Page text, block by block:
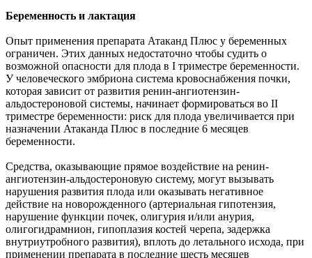
Беременность и лактация
Опыт применения препарата Атаканд Плюс у беременных
ограничен. Этих данных недостаточно чтобы судить о
возможной опасности для плода в I триместре беременности.
У человеческого эмбриона система кровоснабжения почки,
которая зависит от развития ренин-ангиотензин-
альдостероновой системы, начинает формироваться во II
триместре беременности: риск для плода увеличивается при
назначении Атаканда Плюс в последние 6 месяцев
беременности.
Средства, оказывающие прямое воздействие на ренин-
ангиотензин-альдостероновую систему, могут вызывать
нарушения развития плода или оказывать негативное
действие на новорожденного (артериальная гипотензия,
нарушение функции почек, олигурия и/или анурия,
олигогидрамнион, гипоплазия костей черепа, задержка
внутриутробного развития), вплоть до летального исхода, при
применении препарата в последние шесть месяцев